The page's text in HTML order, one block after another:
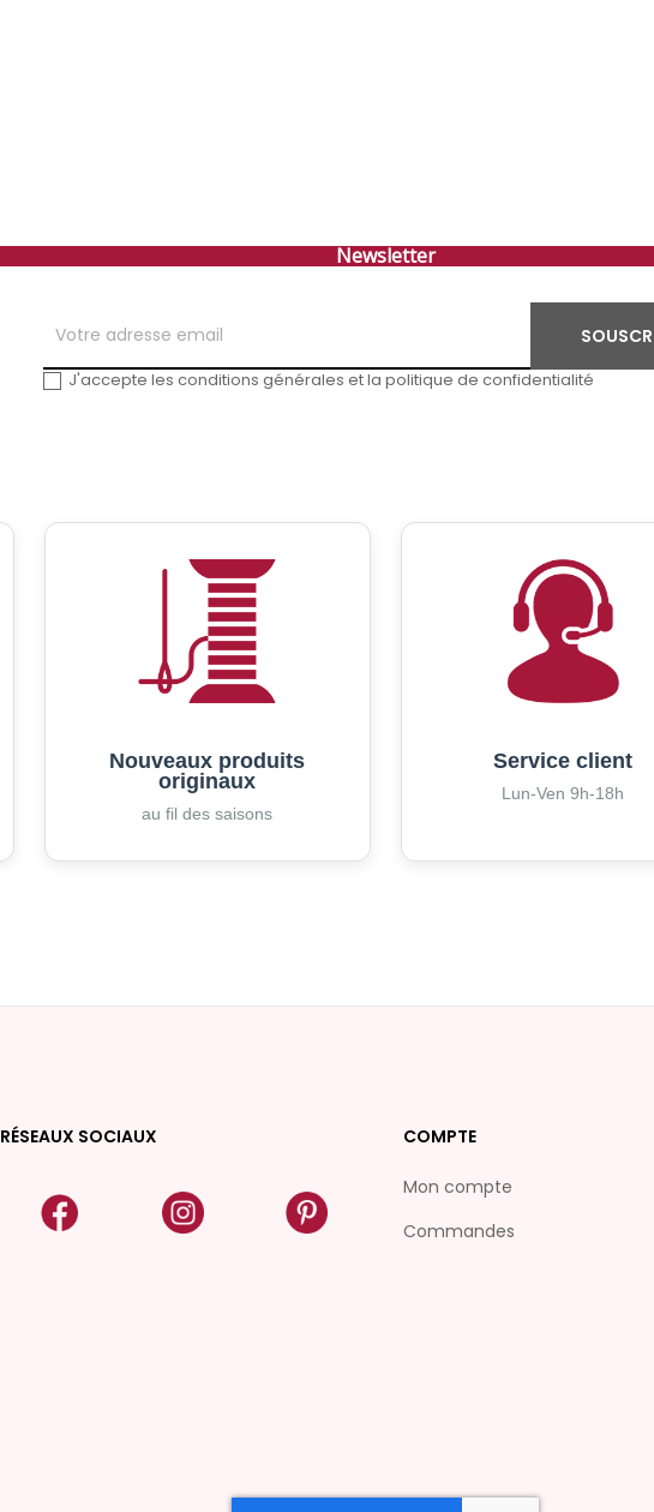
Newsletter
J'accepte les conditions générales et la politique de confidentialité
Nouveaux produits
originaux
au fil des saisons
Service client
Lun-Ven 9h-18h
RÉSEAUX SOCIAUX COMPTE
Mon compte
Commandes